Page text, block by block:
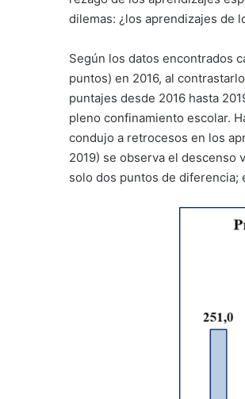
dilemas: ¿los aprendizajes de
Según los datos encontrados
puntos) en 2016, al
puntajes desde 2016 hasta
pleno confinamiento escolar.
condujo a retrocesos en los
2019) se observa el descenso
solo dos puntos de diferencia;